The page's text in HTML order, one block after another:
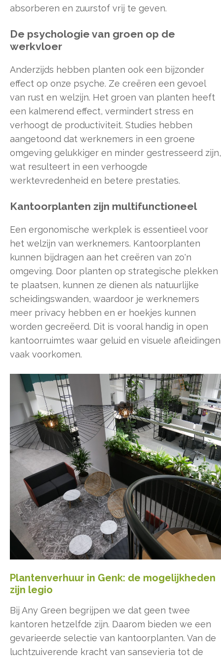
absorberen en zuurstof vrij te geven.
De psychologie van groen op de
werkvloer
Anderzijds hebben planten ook een bijzonder
effect op onze psyche. Ze creëren een gevoel
van rust en welzijn. Het groen van planten heeft
een kalmerend effect, vermindert stress en
verhoogt de productiviteit. Studies hebben
aangetoond dat werknemers in een groene
omgeving gelukkiger en minder gestresseerd zijn,
wat resulteert in een verhoogde
werktevredenheid en betere prestaties.
Kantoorplanten zijn multifunctioneel
Een ergonomische werkplek is essentieel voor
het welzijn van werknemers. Kantoorplanten
kunnen bijdragen aan het creëren van zo'n
omgeving. Door planten op strategische plekken
te plaatsen, kunnen ze dienen als natuurlijke
scheidingswanden, waardoor je werknemers
meer privacy hebben en er hoekjes kunnen
worden gecreëerd. Dit is vooral handig in open
kantoorruimtes waar geluid en visuele afleidingen
vaak voorkomen.
Plantenverhuur in Genk: de mogelijkheden
zijn legio
Bij Any Green begrijpen we dat geen twee
kantoren hetzelfde zijn. Daarom bieden we een
gevarieerde selectie van kantoorplanten. Van de
luchtzuiverende kracht van sansevieria tot de